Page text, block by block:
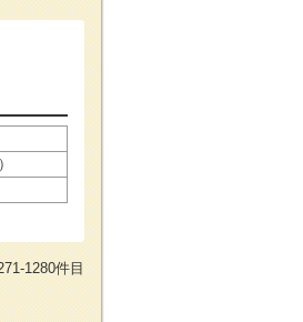
1280件目